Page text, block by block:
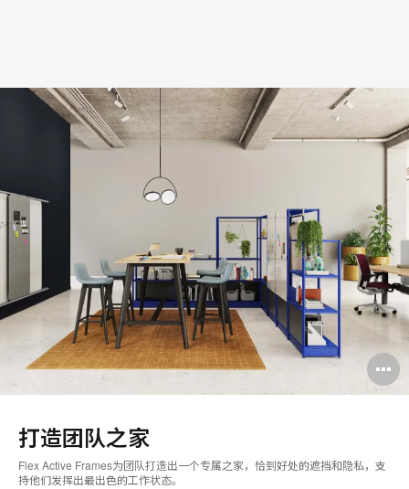
打造团队之家
Flex Active Frames为团队打造出一个专属之家，恰到好处的遮挡和隐私，支
持他们发挥出最出色的工作状态。